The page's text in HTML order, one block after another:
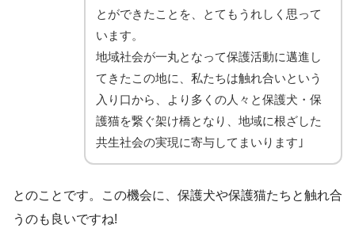
とができたことを、とてもうれしく思って
います。
地域社会が一丸となって保護活動に邁進し
てきたこの地に、私たちは触れ合いという
入り口から、より多くの人々と保護犬・保
護猫を繋ぐ架け橋となり、地域に根ざした
共生社会の実現に寄与してまいります｣
とのことです。この機会に、保護犬や保護猫たちと触れ合
うのも良いですね!